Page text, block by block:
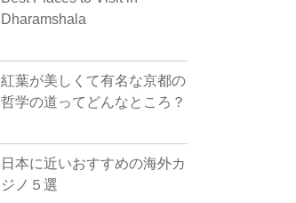
Dharamshala
紅葉が美しくて有名な京都の
哲学の道ってどんなところ？
日本に近いおすすめの海外カ
ジノ５選